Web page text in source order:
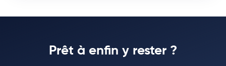
Prêt à enfin y rester ?